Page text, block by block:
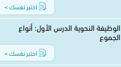
اختبر نفسك >
الوظيفة النحوية الدرس الأول: أنواع
الجموع
اختبر نفسك >